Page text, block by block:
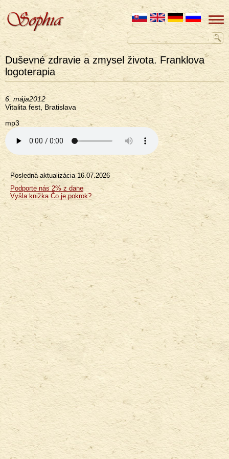
Duševné zdravie a zmysel života. Franklova
logoterapia
6. mája2012
Vitalita fest, Bratislava
mp3
Menu
Posledná aktualizácia 16.07.2026
Podporte nás 2% z dane
Vyšla knižka Čo je pokrok?